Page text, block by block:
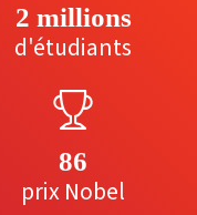
2 millions
d'étudiants
86
prix Nobel